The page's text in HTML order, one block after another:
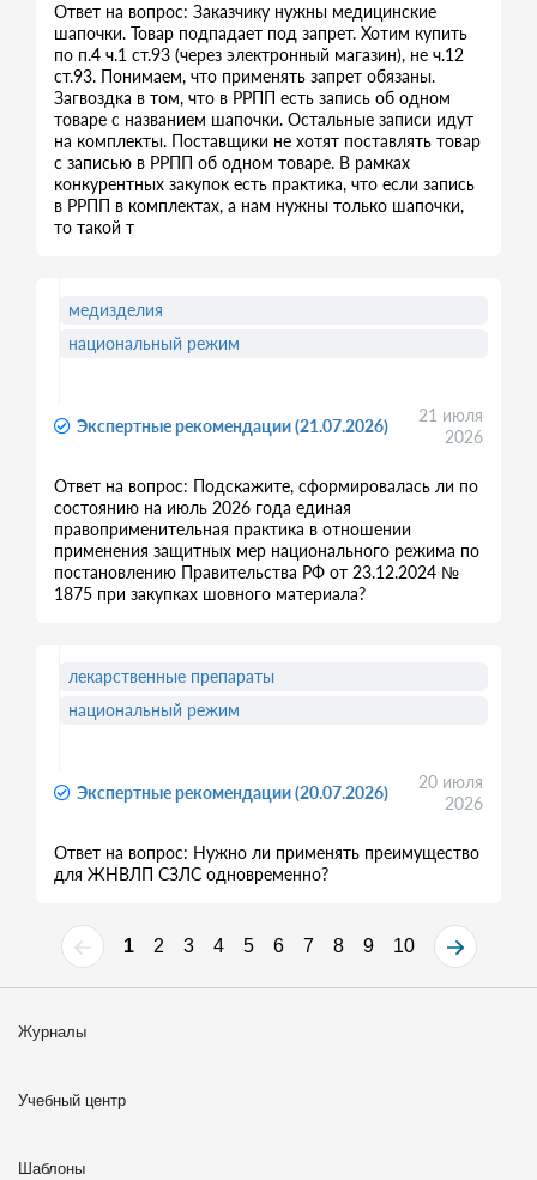
Ответ на вопрос: Заказчику нужны медицинские
шапочки. Товар подпадает под запрет. Хотим купить
по п.4 ч.1 ст.93 (через электронный магазин), не ч.12
ст.93. Понимаем, что применять запрет обязаны.
Загвоздка в том, что в РРПП есть запись об одном
товаре с названием шапочки. Остальные записи идут
на комплекты. Поставщики не хотят поставлять товар
с записью в РРПП об одном товаре. В рамках
конкурентных закупок есть практика, что если запись
в РРПП в комплектах, а нам нужны только шапочки,
то такой т
Экспертные рекомендации (21.07.2026)
21 июля
2026
Ответ на вопрос: Подскажите, сформировалась ли по
состоянию на июль 2026 года единая
правоприменительная практика в отношении
применения защитных мер национального режима по
постановлению Правительства РФ от 23.12.2024 №
1875 при закупках шовного материала?
медизделия
национальный режим
Экспертные рекомендации (20.07.2026)
20 июля
2026
Ответ на вопрос: Нужно ли применять преимущество
для ЖНВЛП СЗЛС одновременно?
лекарственные препараты
национальный режим
1 2 3 4 5 6 7 8 9 10
Журналы
Учебный центр
Шаблоны